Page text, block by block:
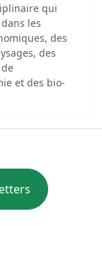
qui
les
des
des
et des bio-